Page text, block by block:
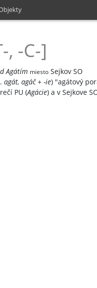
, -C-]
Agátím miesto Sejkov SO
agát, agáč+ -ie) "agátový
PU (Agácie) a v Sejkove